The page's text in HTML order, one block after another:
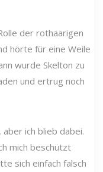
der rothaarigen
hörte für eine Weile
wurde Skelton zu
und ertrug noch
ich blieb dabei.
mich beschützt
sich einfach falsch